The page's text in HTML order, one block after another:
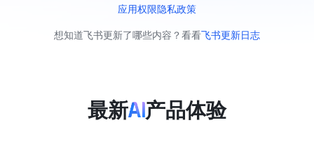
应用权限隐私政策
想知道飞书更新了哪些内容？看看飞书更新日志
最新 产品体验